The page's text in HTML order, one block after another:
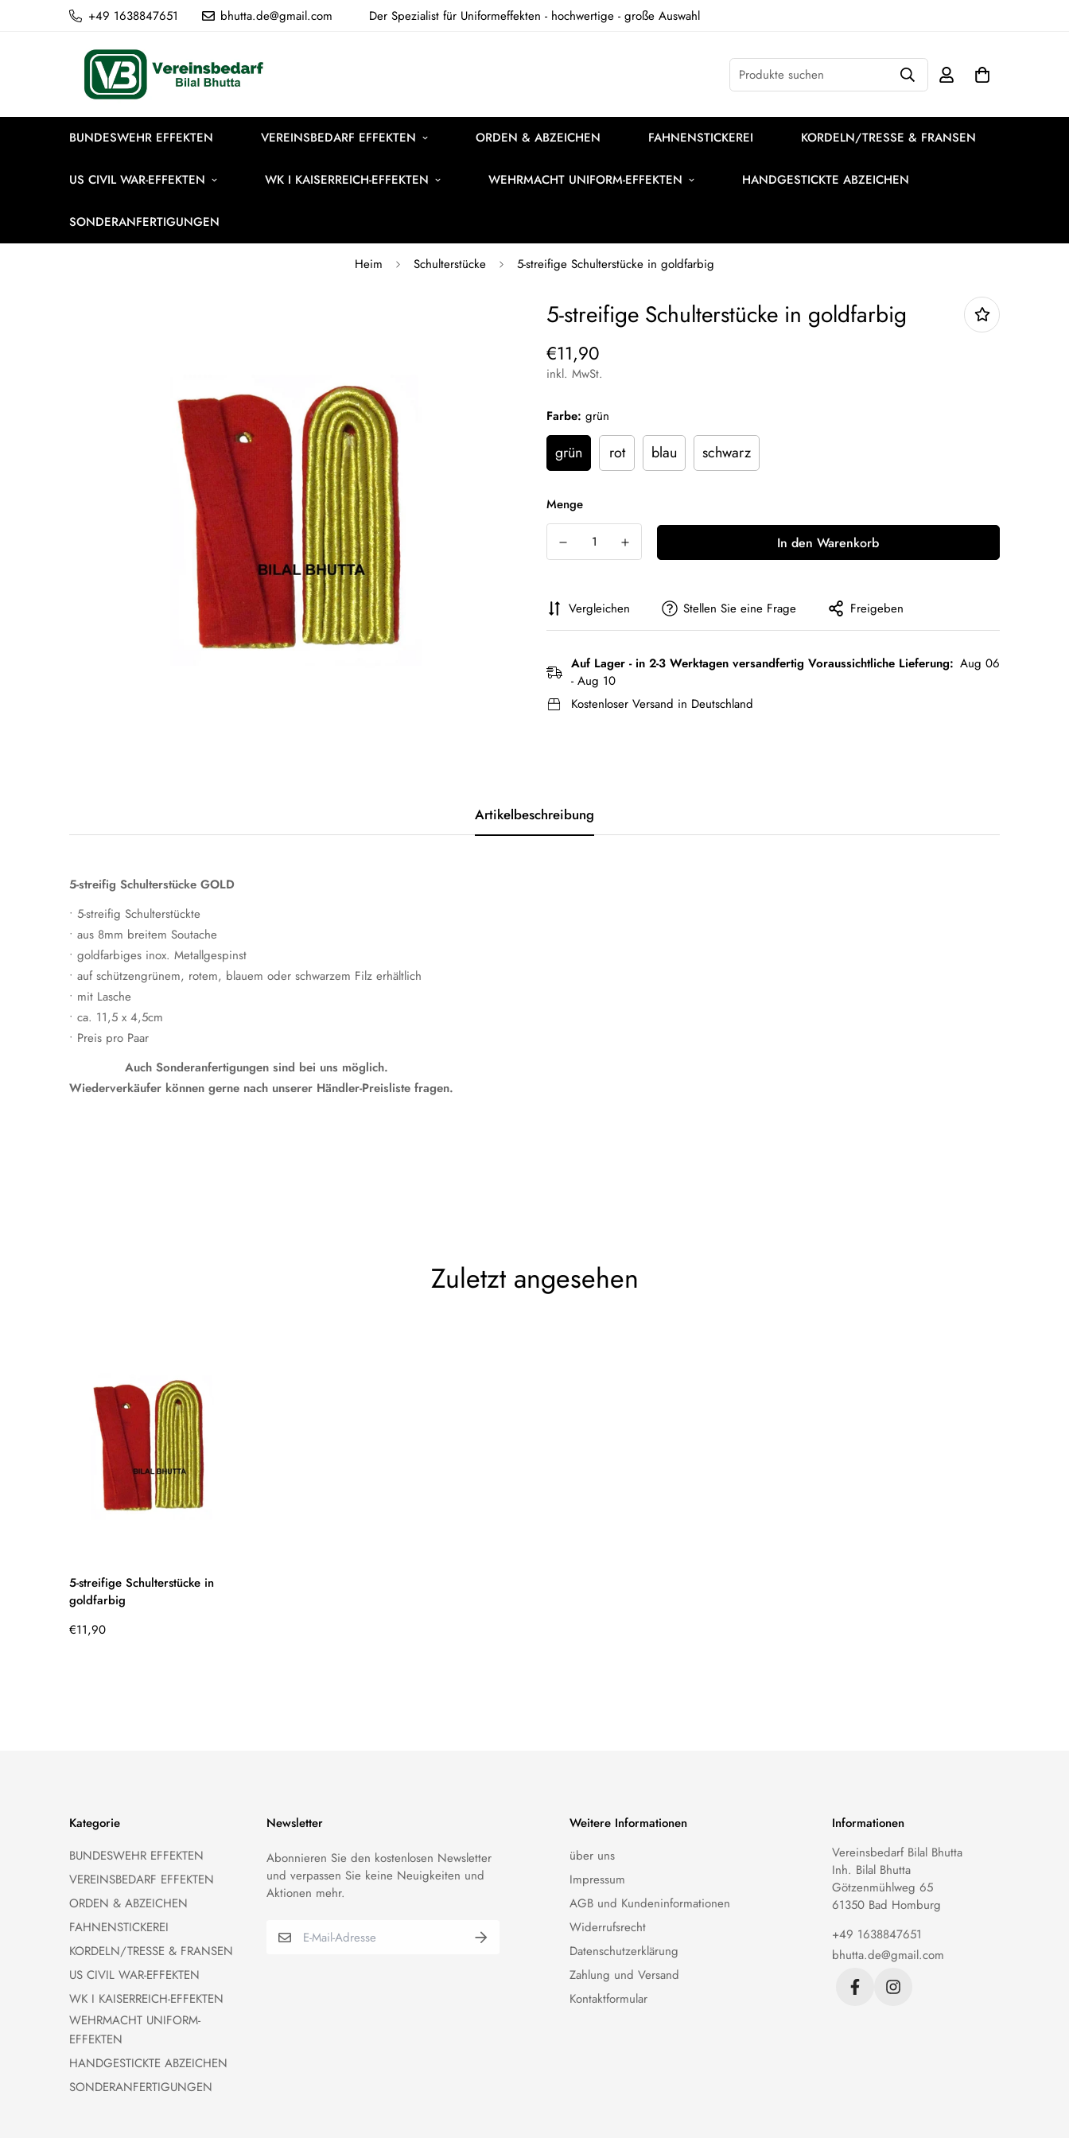
+49 1638847651 bhutta.de@gmail.com Der Spezialist für Uniformeffekten - hochwertige - große Auswahl
Produkte suchen
BUNDESWEHR EFFEKTEN VEREINSBEDARF EFFEKTEN ORDEN & ABZEICHEN FAHNENSTICKEREI KORDELN/TRESSE & FRANSEN
US CIVIL WAR-EFFEKTEN WK I KAISERREICH-EFFEKTEN WEHRMACHT UNIFORM-EFFEKTEN HANDGESTICKTE ABZEICHEN
SONDERANFERTIGUNGEN
Heim Schulterstücke 5-streifige Schulterstücke in goldfarbig
5-streifige Schulterstücke in goldfarbig
Regulärer
Preis
€11,90
inkl. MwSt.
Farbe: grün
grün rot blau schwarz
Menge
In den Warenkorb
Vergleichen Stellen Sie eine Frage Freigeben
Auf Lager - in 2-3 Werktagen versandfertig Voraussichtliche Lieferung: Aug 06
- Aug 10
Kostenloser Versand in Deutschland
Artikelbeschreibung
5-streifig Schulterstücke GOLD
• 5-streifig Schulterstückte
• aus 8mm breitem Soutache
• goldfarbiges inox. Metallgespinst
• auf schützengrünem, rotem, blauem oder schwarzem Filz erhältlich
• mit Lasche
• ca. 11,5 x 4,5cm
• Preis pro Paar
Auch Sonderanfertigungen sind bei uns möglich.
Wiederverkäufer können gerne nach unserer Händler-Preisliste fragen.
Zuletzt angesehen
5-streifige Schulterstücke in
goldfarbig
Regulärer
€11,90
Kategorie
BUNDESWEHR EFFEKTEN
VEREINSBEDARF EFFEKTEN
ORDEN & ABZEICHEN
FAHNENSTICKEREI
KORDELN/TRESSE & FRANSEN
US CIVIL WAR-EFFEKTEN
WK I KAISERREICH-EFFEKTEN
WEHRMACHT UNIFORM-
EFFEKTEN
HANDGESTICKTE ABZEICHEN
SONDERANFERTIGUNGEN
Newsletter
Abonnieren Sie den kostenlosen Newsletter
und verpassen Sie keine Neuigkeiten und
Aktionen mehr.
Weitere Informationen
über uns
Impressum
AGB und Kundeninformationen
Widerrufsrecht
Datenschutzerklärung
Zahlung und Versand
Kontaktformular
Informationen
Vereinsbedarf Bilal Bhutta
Inh. Bilal Bhutta
Götzenmühlweg 65
61350 Bad Homburg
+49 1638847651
bhutta.de@gmail.com